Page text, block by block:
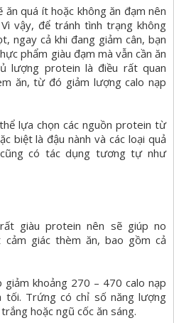
ăn quá ít hoặc không ăn đạm nên
vậy, để tránh tình trạng không
ngay cả khi đang giảm cân, bạn
phẩm giàu đạm mà vẫn cần ăn
lượng protein là điều rất quan
ăn, từ đó giảm lượng calo nạp
lựa chọn các nguồn protein từ
biệt là đậu nành và các loại quả
có tác dụng tương tự như
giàu protein nên sẽ giúp no
cảm giác thèm ăn, bao gồm cả
khoảng 270 – 470 calo nạp
Trứng có chỉ số năng lượng
hoặc ngũ cốc ăn sáng.